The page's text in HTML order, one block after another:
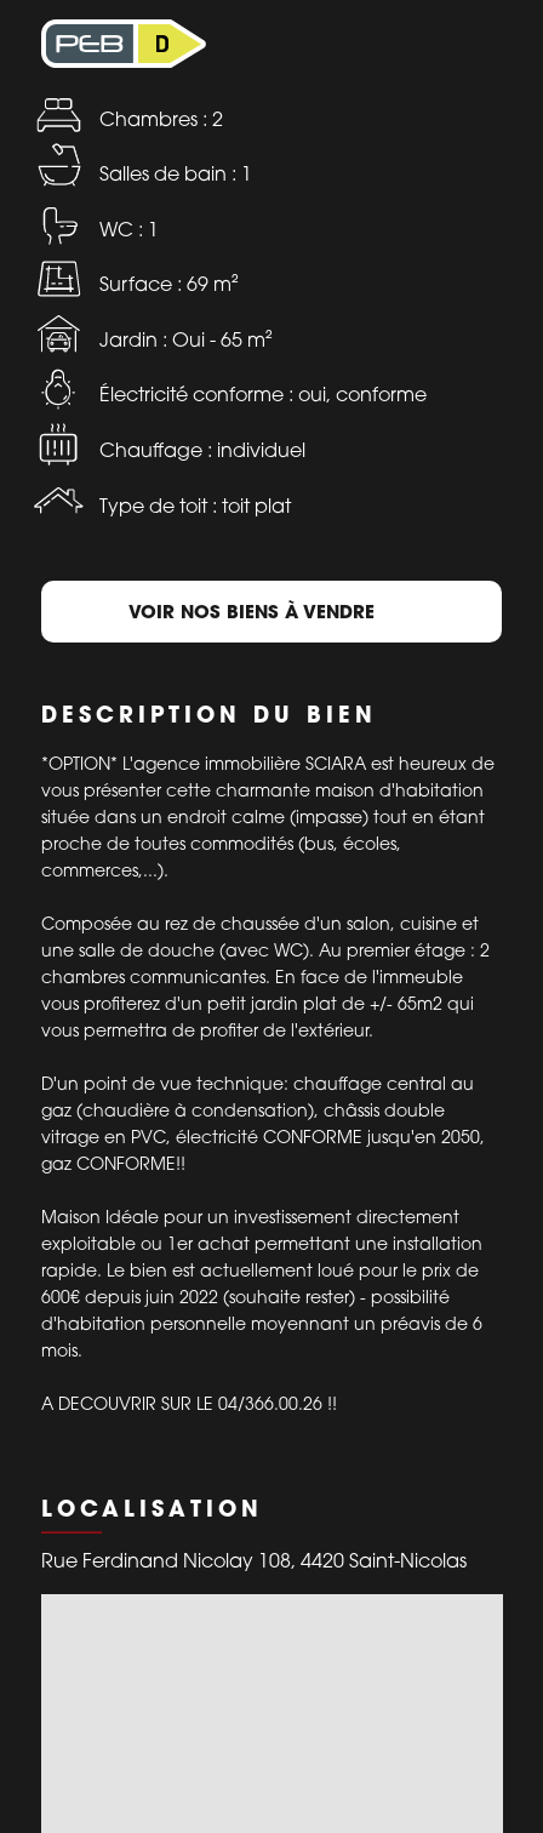
Chambres : 2
Salles de bain : 1
WC : 1
Surface : 69 m²
Jardin : Oui - 65 m²
Électricité conforme : oui, conforme
Chauffage : individuel
Type de toit : toit plat
VOIR NOS BIENS À VENDRE
DESCRIPTION DU BIEN
*OPTION* L'agence immobilière SCIARA est heureux de
vous présenter cette charmante maison d'habitation
située dans un endroit calme (impasse) tout en étant
proche de toutes commodités (bus, écoles,
commerces,...).
Composée au rez de chaussée d'un salon, cuisine et
une salle de douche (avec WC). Au premier étage : 2
chambres communicantes. En face de l'immeuble
vous profiterez d'un petit jardin plat de +/- 65m2 qui
vous permettra de profiter de l'extérieur.
D'un point de vue technique: chauffage central au
gaz (chaudière à condensation), châssis double
vitrage en PVC, électricité CONFORME jusqu'en 2050,
gaz CONFORME!!
Maison Idéale pour un investissement directement
exploitable ou 1er achat permettant une installation
rapide. Le bien est actuellement loué pour le prix de
600€ depuis juin 2022 (souhaite rester) - possibilité
d'habitation personnelle moyennant un préavis de 6
mois.
A DECOUVRIR SUR LE 04/366.00.26 !!
LOCALISATION
Rue Ferdinand Nicolay 108, 4420 Saint-Nicolas